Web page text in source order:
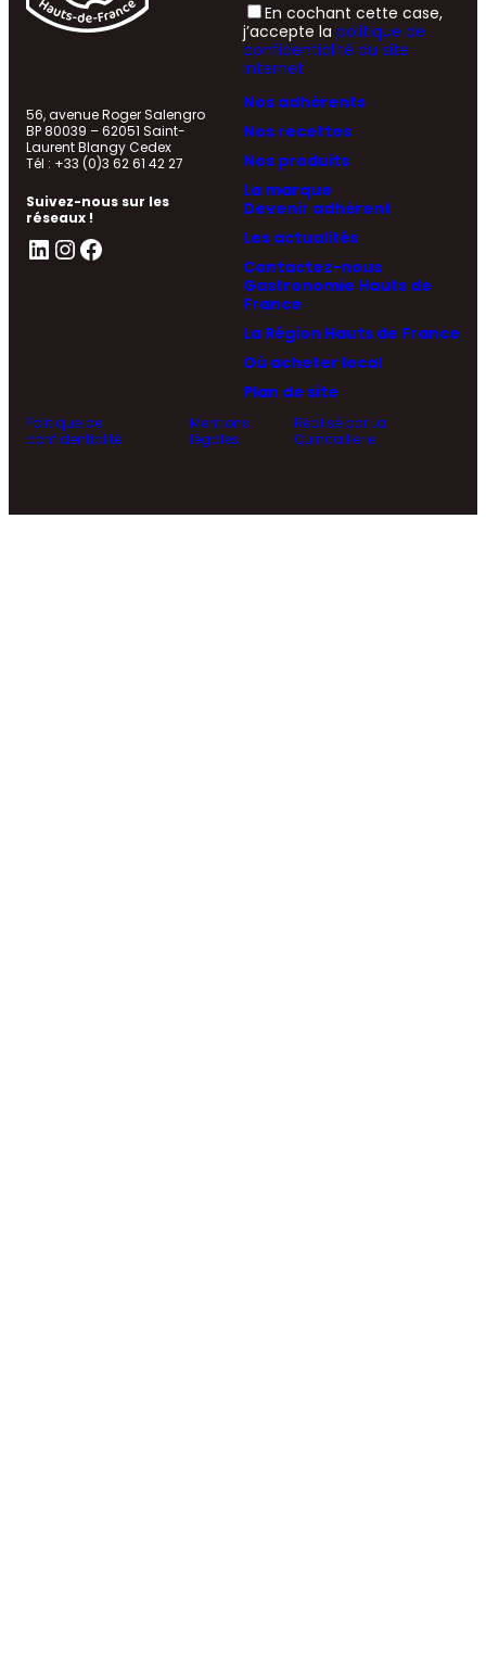
Nos adhérents
Nos recettes
Nos produits
La marque
Devenir adhérent
Les actualités
Contactez-nous
Gastronomie Hauts de
France
La Région Hauts de France
Où acheter local
Plan de site
56, avenue Roger Salengro
BP 80039 – 62051 Saint-
Laurent Blangy Cedex
Tél : +33 (0)3 62 61 42 27
Suivez-nous sur les
réseaux !
LinkedIn InstagramFacebook
En cochant cette case,
j’accepte la politique de
confidentialité du site
internet
Politique de
confidentialité
Mentions
légales
Réalisé par La
Quincaillerie